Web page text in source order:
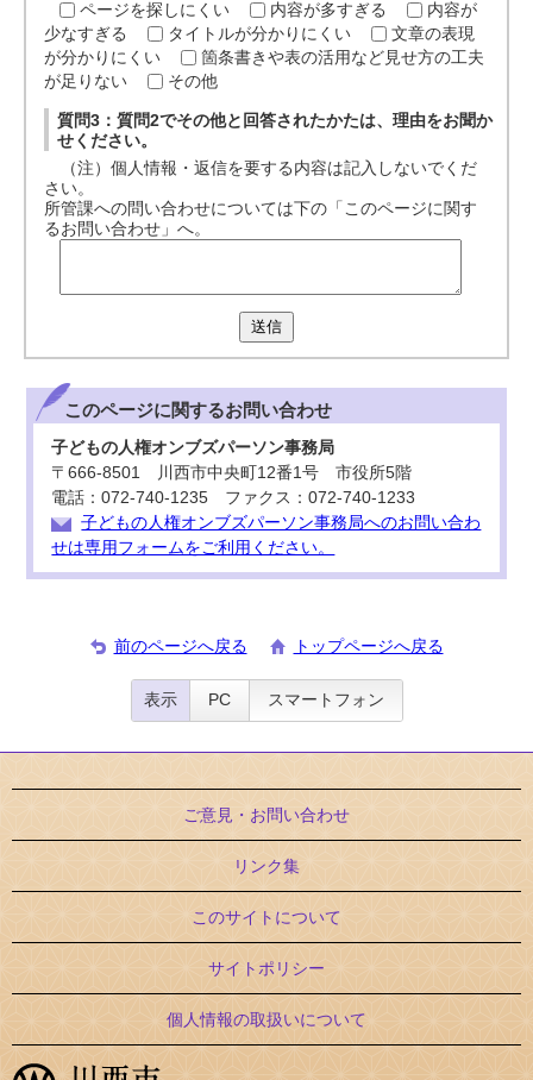
ページを探しにくい
内容が多すぎる
内容が
少なすぎる
タイトルが分かりにくい
文章の表現
が分かりにくい
箇条書きや表の活用など見せ方の工夫
が足りない
その他
質問3：質問2でその他と回答されたかたは、理由をお聞か
せください。
（注）個人情報・返信を要する内容は記入しないでくだ
さい。
所管課への問い合わせについては下の「このページに関す
るお問い合わせ」へ。
送信
このページに関するお問い合わせ
子どもの人権オンブズパーソン事務局
〒666-8501 川西市中央町12番1号 市役所5階
電話：072-740-1235 ファクス：072-740-1233
子どもの人権オンブズパーソン事務局へのお問い合わ
せは専用フォームをご利用ください。
前のページへ戻る トップページへ戻る
表示 PC スマートフォン
ご意見・お問い合わせ
リンク集
このサイトについて
サイトポリシー
個人情報の取扱いについて